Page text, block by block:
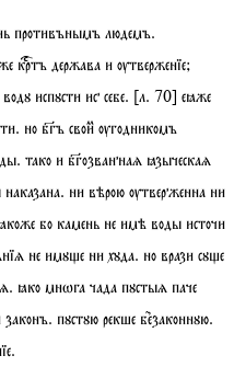
противънымъ людемъ.
кртъ держава и ѹтверженїе;
испꙋсти ис себе. [л.70]еꙗже
но бгъ своиⷨ ѹгодникомъ
тако и бгозваннаѧ ꙗзыческаѧ
ни вѣрою ѹтверженна ни
бо камень не имѣ воды источи
не имꙋе ни хꙋда. но врази сꙋе
ꙗко мнѡга чада пꙋстыѧ паче
пꙋстꙋю рекше безаконнꙋю.